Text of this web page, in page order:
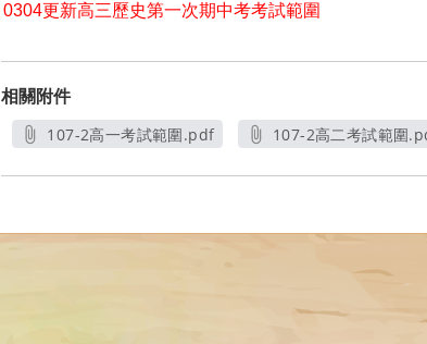
0304更新高三歷史第一次期中考考試範圍
相關附件
107-2高一考試範圍.pdf
107-2高二考試範圍